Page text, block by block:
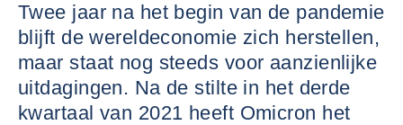
Twee jaar na het begin van de pandemie
blijft de wereldeconomie zich herstellen,
maar staat nog steeds voor aanzienlijke
uitdagingen. Na de stilte in het derde
kwartaal van 2021 heeft Omicron het